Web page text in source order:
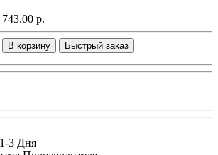
р.
В корзину Быстрый заказ
3 Дня